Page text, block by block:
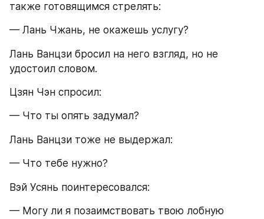
также готовящимся стрелять:
— Лань Чжань, не окажешь услугу?
Лань Ванцзи бросил на него взгляд, но не
удостоил словом.
Цзян Чэн спросил:
— Что ты опять задумал?
Лань Ванцзи тоже не выдержал:
— Что тебе нужно?
Вэй Усянь поинтересовался:
— Могу ли я позаимствовать твою лобную